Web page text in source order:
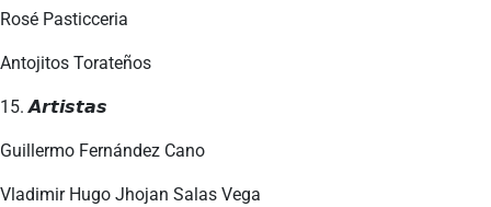
Rosé Pasticceria
Antojitos Torateños
15. 𝘼𝙧𝙩𝙞𝙨𝙩𝙖𝙨
Guillermo Fernández Cano
Vladimir Hugo Jhojan Salas Vega